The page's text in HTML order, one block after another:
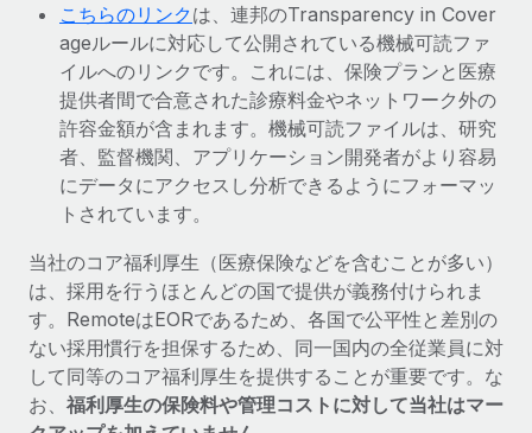
こちらのリンクは、連邦のTransparency in Cover
ageルールに対応して公開されている機械可読ファ
イルへのリンクです。これには、保険プランと医療
提供者間で合意された診療料金やネットワーク外の
許容金額が含まれます。機械可読ファイルは、研究
者、監督機関、アプリケーション開発者がより容易
にデータにアクセスし分析できるようにフォーマッ
トされています。
当社のコア福利厚生（医療保険などを含むことが多い）
は、採用を行うほとんどの国で提供が義務付けられま
す。RemoteはEORであるため、各国で公平性と差別の
ない採用慣行を担保するため、同一国内の全従業員に対
して同等のコア福利厚生を提供することが重要です。な
お、 福利厚生の保険料や管理コストに対して当社はマー